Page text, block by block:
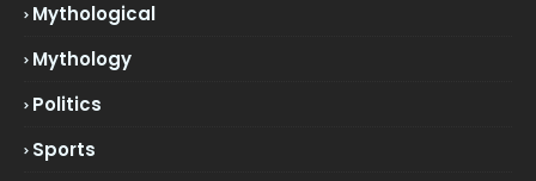
Mythological
Mythology
Politics
Sports